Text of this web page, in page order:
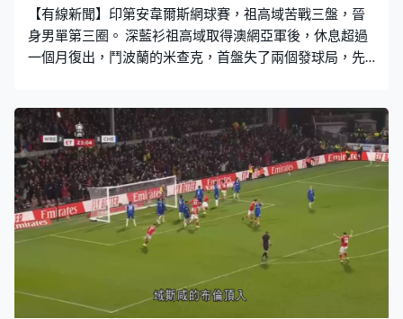
【有線新聞】印第安韋爾斯網球賽，祖高域苦戰三盤，晉
身男單第三圈。 深藍衫祖高域取得澳網亞軍後，休息超過
一個月復出，鬥波蘭的米查克，首盤失了兩個發球局，先
4次破發。38歲的祖高域網前反手截擊，連贏6比1、6比
2，反勝盤數2比1，32強對高華斯域。